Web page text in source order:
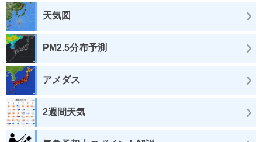
天気図
PM2.5分布予測
アメダス
2週間天気